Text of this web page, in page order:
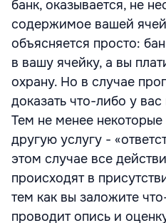
банк, оказывается, не
содержимое вашей
объясняется просто:
в вашу ячейку, а вы
охрану. Но в случае
доказать что-либо у
Тем не менее
другую услугу -
этом случае все
происходят в
тем как вы заложите
проводит опись и